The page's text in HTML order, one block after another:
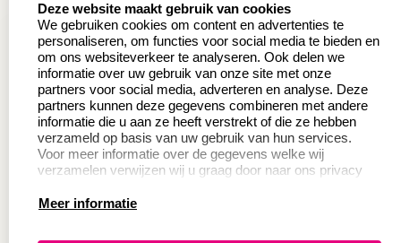
Wederverkoper
worden
Sale
Betaling & Verzending
Veel gestelde vragen
Retourneren
Herroepingsrecht
Productinformatie:
Instructie voor
Deze website maakt gebruik van cookies
We gebruiken cookies om content en advertenties te
personaliseren, om functies voor social media te bieden en
om ons websiteverkeer te analyseren. Ook delen we
informatie over uw gebruik van onze site met onze
partners voor social media, adverteren en analyse. Deze
partners kunnen deze gegevens combineren met andere
informatie die u aan ze heeft verstrekt of die ze hebben
verzameld op basis van uw gebruik van hun services.
Voor meer informatie over de gegevens welke wij
verzamelen verwijzen wij u graag door naar ons privacy
Meer informatie